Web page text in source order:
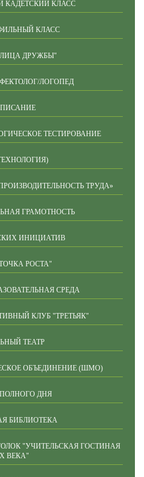
КАДЕТСКИЙ КЛАСС
КЛАСС
ДРУЖБЫ"
ЛОГОПЕД
ТЕСТИРОВАНИЕ
ТРУДА»
ГРАМОТНОСТЬ
ИНИЦИАТИВ
РОСТА"
СРЕДА
КЛУБ "ТРЕТЬЯК"
ТЕАТР
ОБЪЕДИНЕНИЕ (ШМО)
ДНЯ
БИБЛИОТЕКА
"УЧИТЕЛЬСКАЯ ГОСТИНАЯ
ВЕКА"